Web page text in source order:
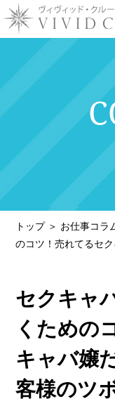
トップページ
お仕事内容
› 時給・お給料
› 勤務地で選ぶ
› 安心の研修シ
› 風俗店・キャ
› お客様との連
› 他店とのお給
› 他店との考え
› 他店との待遇の
トップ＞ お仕事コラ
のコツ！売れてるセ
セクキャ
くための
キャバ嬢
客様のツ